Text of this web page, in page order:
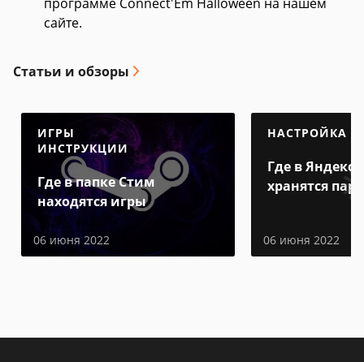
сайте.
Статьи и обзоры
ИГРЫ
ИНСТРУКЦИИ
Где в папке Стим
находятся игры
06 июня 2022
НАСТРОЙКА
Где в Яндекс
хранятся
06 июня 2022